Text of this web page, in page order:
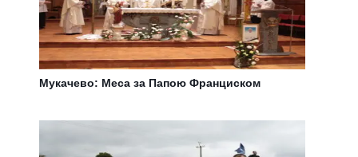
Мукачево: Меса за Папою Франциском